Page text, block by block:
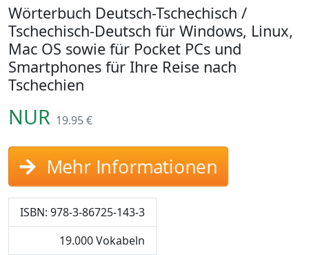
Wörterbuch Deutsch-Tschechisch /
Tschechisch-Deutsch für Windows, Linux,
Mac OS sowie für Pocket PCs und
Smartphones für Ihre Reise nach
Tschechien
NUR 19.95 €
Mehr Informationen
ISBN: 978-3-86725-143-3
19.000 Vokabeln